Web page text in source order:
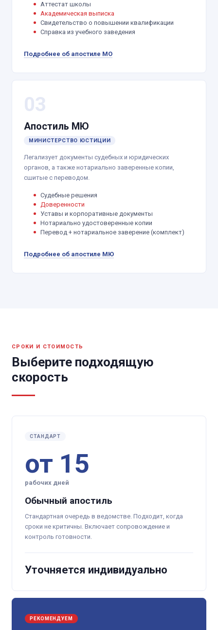
Аттестат школы
Академическая выписка
Свидетельство о повышении квалификации
Справка из учебного заведения
Подробнее об апостиле МО
03
Апостиль МЮ
МИНИСТЕРСТВО ЮСТИЦИИ
Легализует документы судебных и юридических
органов, а также нотариально заверенные копии,
сшитые с переводом.
Судебные решения
Доверенности
Уставы и корпоративные документы
Нотариально удостоверенные копии
Перевод + нотариальное заверение (комплект)
Подробнее об апостиле МЮ
СРОКИ И СТОИМОСТЬ
Выберите подходящую
скорость
СТАНДАРТ
от 15
рабочих дней
Обычный апостиль
Стандартная очередь в ведомстве. Подходит, когда
сроки не критичны. Включает сопровождение и
контроль готовности.
Уточняется индивидуально
РЕКОМЕНДУЕМ